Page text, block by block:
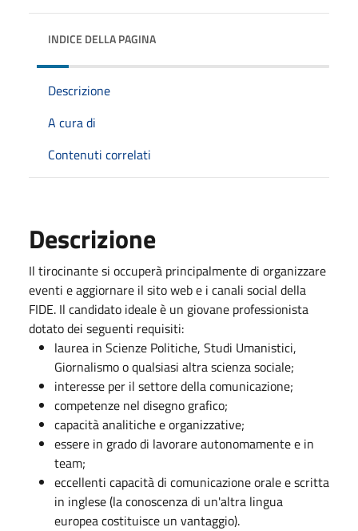
INDICE DELLA PAGINA
Descrizione
A cura di
Contenuti correlati
Descrizione
Il tirocinante si occuperà principalmente di organizzare
eventi e aggiornare il sito web e i canali social della
FIDE. Il candidato ideale è un giovane professionista
dotato dei seguenti requisiti:
laurea in Scienze Politiche, Studi Umanistici,
Giornalismo o qualsiasi altra scienza sociale;
interesse per il settore della comunicazione;
competenze nel disegno grafico;
capacità analitiche e organizzative;
essere in grado di lavorare autonomamente e in
team;
eccellenti capacità di comunicazione orale e scritta
in inglese (la conoscenza di un'altra lingua
europea costituisce un vantaggio).